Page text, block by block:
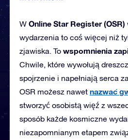
W Online Star Register (OSR)
wydarzenia to coś więcej niż
zjawiska. To wspomnienia
Chwile, które wywołują
spojrzenie i napełniają serca
OSR możesz nawet nazwać
stworzyć osobistą więź z
sposób każde kosmiczne
niezapomnianym etapem